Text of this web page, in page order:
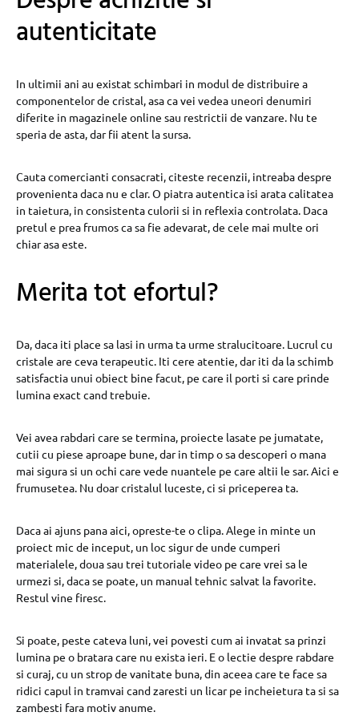
autenticitate
In ultimii ani au existat schimbari in modul de distribuire a
componentelor de cristal, asa ca vei vedea uneori denumiri
diferite in magazinele online sau restrictii de vanzare. Nu te
speria de asta, dar fii atent la sursa.
Cauta comercianti consacrati, citeste recenzii, intreaba despre
provenienta daca nu e clar. O piatra autentica isi arata calitatea
in taietura, in consistenta culorii si in reflexia controlata. Daca
pretul e prea frumos ca sa fie adevarat, de cele mai multe ori
chiar asa este.
Merita tot efortul?
Da, daca iti place sa lasi in urma ta urme stralucitoare. Lucrul cu
cristale are ceva terapeutic. Iti cere atentie, dar iti da la schimb
satisfactia unui obiect bine facut, pe care il porti si care prinde
lumina exact cand trebuie.
Vei avea rabdari care se termina, proiecte lasate pe jumatate,
cutii cu piese aproape bune, dar in timp o sa descoperi o mana
mai sigura si un ochi care vede nuantele pe care altii le sar. Aici e
frumusetea. Nu doar cristalul luceste, ci si priceperea ta.
Daca ai ajuns pana aici, opreste-te o clipa. Alege in minte un
proiect mic de inceput, un loc sigur de unde cumperi
materialele, doua sau trei tutoriale video pe care vrei sa le
urmezi si, daca se poate, un manual tehnic salvat la favorite.
Restul vine firesc.
Si poate, peste cateva luni, vei povesti cum ai invatat sa prinzi
lumina pe o bratara care nu exista ieri. E o lectie despre rabdare
si curaj, cu un strop de vanitate buna, din aceea care te face sa
ridici capul in tramvai cand zaresti un licar pe incheietura ta si sa
zambesti fara motiv anume.